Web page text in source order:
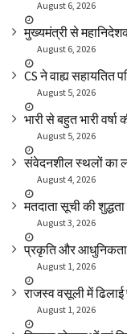
August 6, 2026
मुख्यमंत्री से
August 6, 2026
CS ने वाह्य सहायतित
August 5, 2026
भारी से बहुत भारी
August 5, 2026
संवेदनशील स्थलों का
August 4, 2026
मतदाता सूची की
August 3, 2026
प्रकृति और आधुनिकता
August 1, 2026
राजस्व वसूली में
August 1, 2026